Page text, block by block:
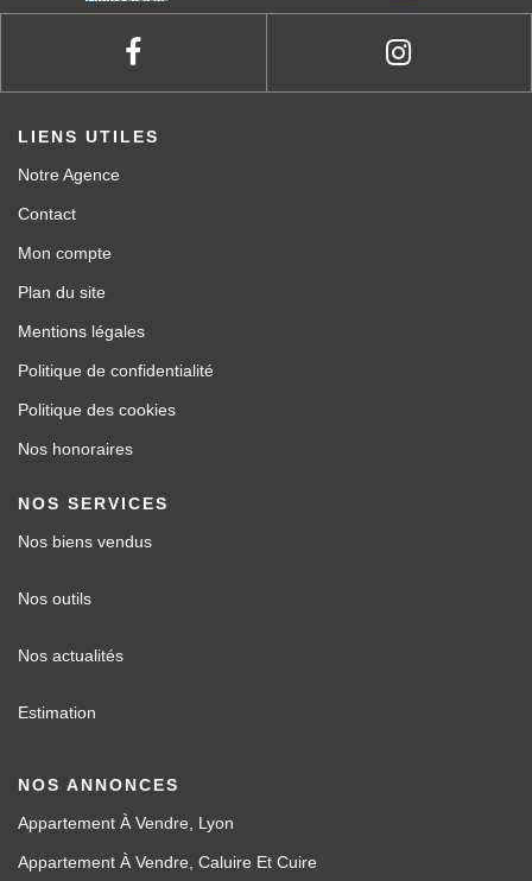
LIENS UTILES
Notre Agence
Contact
Mon compte
Plan du site
Mentions légales
Politique de confidentialité
Politique des cookies
Nos honoraires
NOS SERVICES
Nos biens vendus
Nos outils
Nos actualités
Estimation
NOS ANNONCES
Appartement À Vendre, Lyon
Appartement À Vendre, Caluire Et Cuire